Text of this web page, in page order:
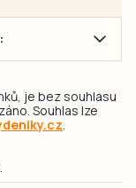
je bez souhlasu
Souhlas lze
.